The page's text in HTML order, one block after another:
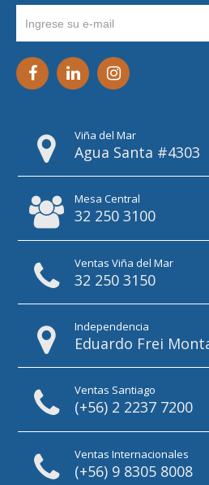
Viña del Mar
Agua Santa #4303
Mesa Central
32 250 3100
Ventas Viña del Mar
32 250 3150
Independencia
Eduardo Frei
Ventas Santiago
(+56) 2 2237 7200
Ventas Internacionales
(+56) 9 8305 8008